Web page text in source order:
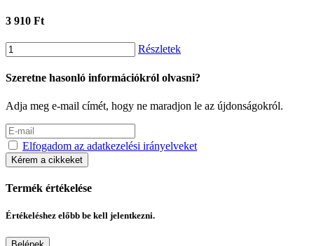
3 910 Ft
Részletek
Szeretne hasonló információkról olvasni?
Adja meg e-mail címét, hogy ne maradjon le az újdonságokról.
Elfogadom az adatkezelési irányelveket
Kérem a cikkeket
Termék értékelése
Értékeléshez előbb be kell jelentkezni.